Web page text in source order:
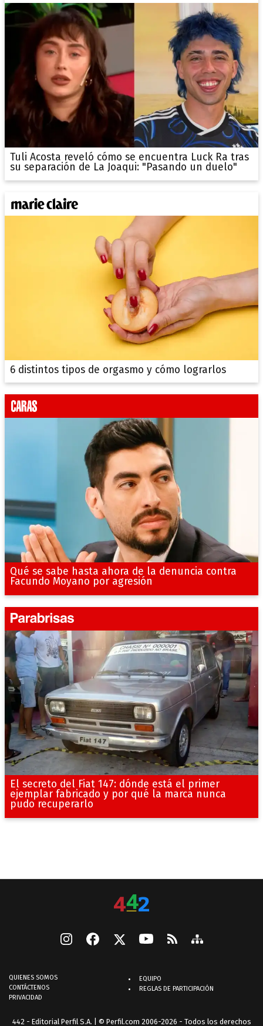
Tuli Acosta reveló cómo se encuentra Luck Ra tras
su separación de La Joaqui: "Pasando un duelo"
6 distintos tipos de orgasmo y cómo lograrlos
Qué se sabe hasta ahora de la denuncia contra
Facundo Moyano por agresión
El secreto del Fiat 147: dónde está el primer
ejemplar fabricado y por qué la marca nunca
pudo recuperarlo
QUIENES SOMOS
CONTÁCTENOS
PRIVACIDAD
EQUIPO
REGLAS DE PARTICIPACIÓN
442 - Editorial Perfil S.A. | © Perfil.com 2006-2026 - Todos los derechos